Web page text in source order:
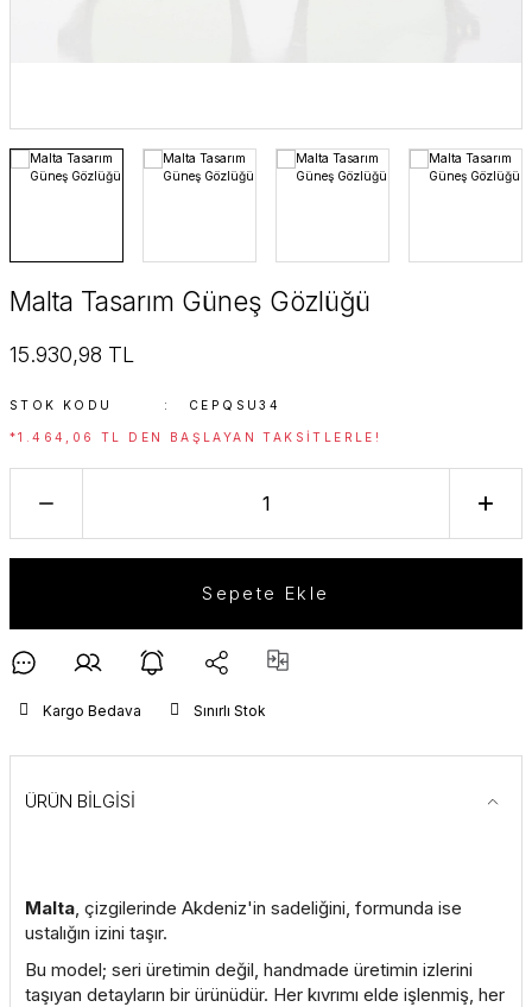
Malta Tasarım Güneş Gözlüğü
15.930,98 TL
STOK KODU CEPQSU34
*1.464,06 TL DEN BAŞLAYAN TAKSITLERLE!
Sepete Ekle
Kargo Bedava Sınırlı Stok
ÜRÜN BİLGİSİ
Malta, çizgilerinde Akdeniz'in sadeliğini, formunda ise
ustalığın izini taşır.
Bu model; seri üretimin değil, handmade üretimin izlerini
taşıyan detayların bir ürünüdür. Her kıvrımı elde işlenmiş, her